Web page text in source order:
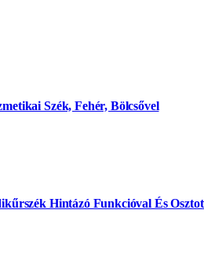
Szék, Fehér, Bölcsővel
Hintázó Funkcióval És